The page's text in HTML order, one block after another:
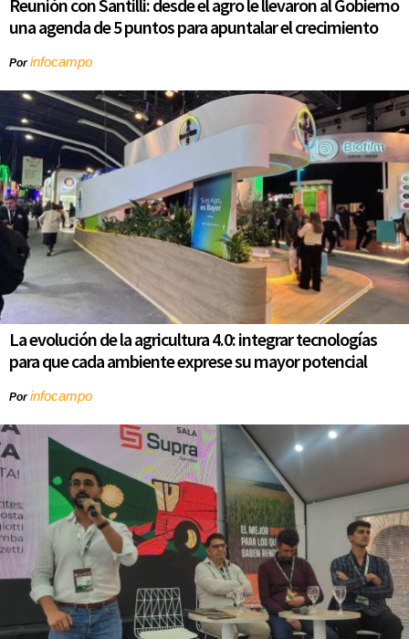
Reunión con Santilli: desde el agro le llevaron al Gobierno
una agenda de 5 puntos para apuntalar el crecimiento
Porinfocampo
La evolución de la agricultura 4.0: integrar tecnologías
para que cada ambiente exprese su mayor potencial
Porinfocampo